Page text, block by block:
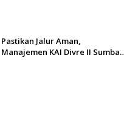
Pastikan Jalur Aman,
Manajemen KAI Divre II Sumbar